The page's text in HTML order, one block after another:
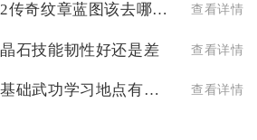
地下城堡2传奇纹章蓝图该去哪里找 查看详情
石技能韧性好还是差 查看详情
放置江湖基础武功学习地点有哪些建议 查看详情